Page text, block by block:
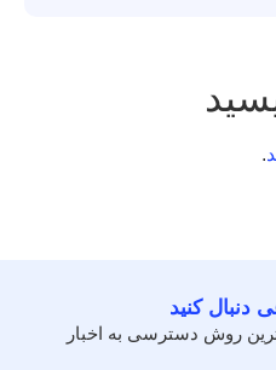
.
دنبال کنید
روش دسترسی به اخبار